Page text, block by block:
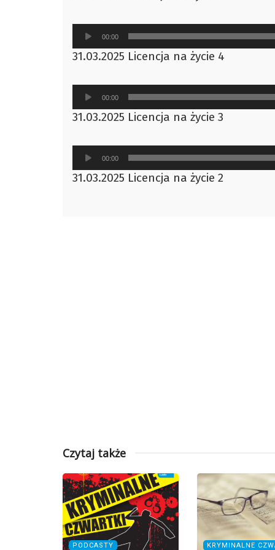
Odtwarzacz
plików
dźwiękowych
00:00
31.03.2025 Licencja na życie 4
Odtwarzacz
plików
dźwiękowych
00:00
31.03.2025 Licencja na życie 3
Odtwarzacz
plików
dźwiękowych
00:00
31.03.2025 Licencja na życie 2
Czytaj także
PODCASTY KRYMINALNE